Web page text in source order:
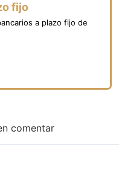
fijo
a plazo fijo de
comentar